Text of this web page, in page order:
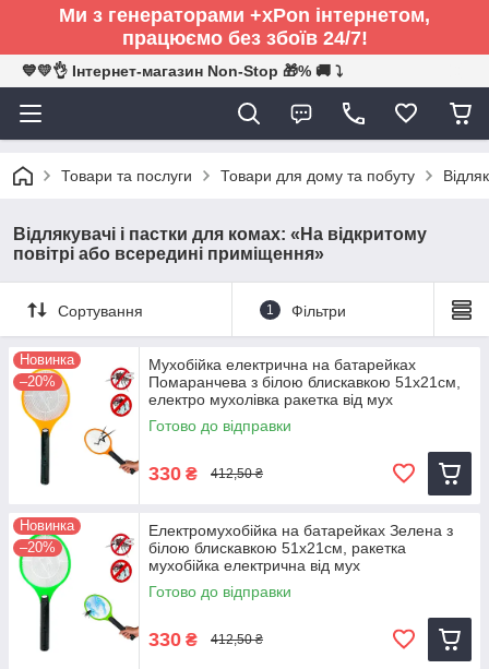
Ми з генераторами +xPon інтернетом,
працюємо без збоїв 24/7!
💙💛👌 Інтернет-магазин Non-Stop 🎁% 🚚 ⤵
Товари та послуги Товари для дому та побуту
Відлякувачі і пастки для комах: «На відкритому
повітрі або всередині приміщення»
Сортування 1 Фільтри
Новинка
–20%
Мухобійка електрична на батарейках
Помаранчева з білою блискавкою 51х21см,
електро мухолівка ракетка від мух
Готово до відправки
330 ₴ 412,50 ₴
Новинка
–20%
Електромухобійка на батарейках Зелена з
білою блискавкою 51х21см, ракетка
мухобійка електрична від мух
Готово до відправки
330 ₴ 412,50 ₴